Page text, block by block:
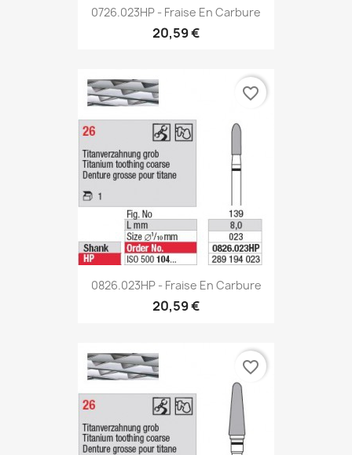
0726.023HP - Fraise En Carbure
20,59 €
0826.023HP - Fraise En Carbure
20,59 €
favorite_border
favorite_border